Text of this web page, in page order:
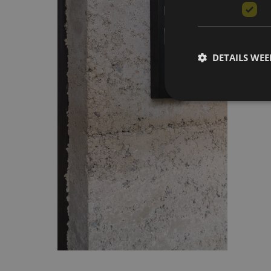
DETAILS